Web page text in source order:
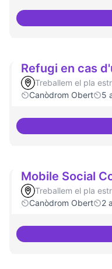
Refugi en cas
Treballem el pla
Canòdrom Obert
5
Mobile Social
Treballem el pla
Canòdrom Obert
2